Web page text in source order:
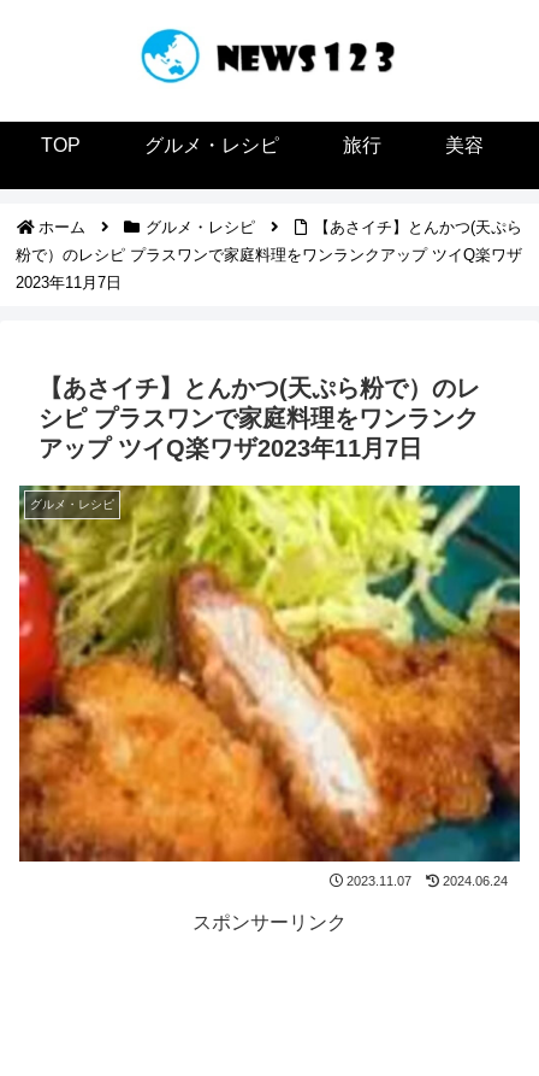
TOP グルメ・レシピ 旅行 美容
ホーム グルメ・レシピ
【あさイチ】とんかつ(天ぷら
粉で）のレシピ プラスワンで家庭料理をワンランクアップ ツイQ楽ワザ
2023年11月7日
【あさイチ】とんかつ(天ぷら粉で）のレ
シピ プラスワンで家庭料理をワンランク
アップ ツイQ楽ワザ2023年11月7日
グルメ・レシピ
2023.11.07 2024.06.24
スポンサーリンク